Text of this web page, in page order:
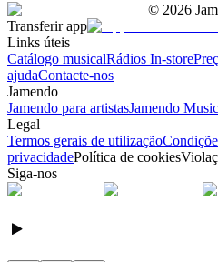
© 2026
Transferir app
Links úteis
Catálogo musicalRádios In-store
ajudaContacte-nos
Jamendo
Jamendo para artistasJamendo Music
Legal
Termos gerais de utilização
privacidadePolítica de cookies
Siga-nos